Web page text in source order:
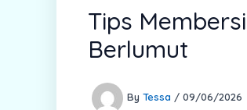
Tips
Berlumut
By Tessa / 09/06/2026